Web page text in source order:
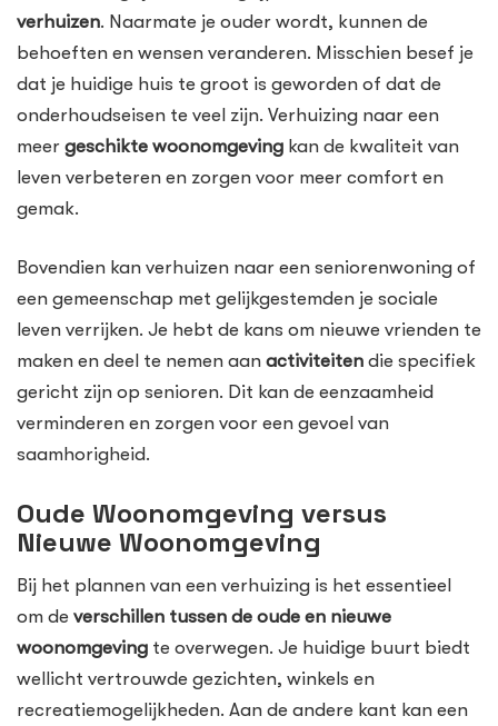
verhuizen. Naarmate je ouder wordt, kunnen de
behoeften en wensen veranderen. Misschien besef je
dat je huidige huis te groot is geworden of dat de
onderhoudseisen te veel zijn. Verhuizing naar een
meer geschikte woonomgeving kan de kwaliteit van
leven verbeteren en zorgen voor meer comfort en
gemak.
Bovendien kan verhuizen naar een seniorenwoning of
een gemeenschap met gelijkgestemden je sociale
leven verrijken. Je hebt de kans om nieuwe vrienden te
maken en deel te nemen aan activiteiten die specifiek
gericht zijn op senioren. Dit kan de eenzaamheid
verminderen en zorgen voor een gevoel van
saamhorigheid.
Oude Woonomgeving versus
Nieuwe Woonomgeving
Bij het plannen van een verhuizing is het essentieel
om de verschillen tussen de oude en nieuwe
woonomgeving te overwegen. Je huidige buurt biedt
wellicht vertrouwde gezichten, winkels en
recreatiemogelijkheden. Aan de andere kant kan een